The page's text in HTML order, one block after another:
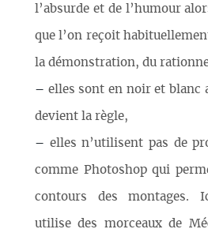
l’absurde et de l’humour
que l’on reçoit
la démonstration, du
– elles sont en noir et blanc
devient la règle,
– elles n’utilisent pas de
comme Photoshop qui
contours des montages.
utilise des morceaux de